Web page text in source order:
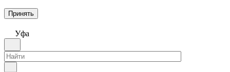
Принять
Уфа